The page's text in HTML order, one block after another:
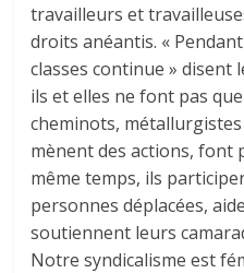
travailleurs et
droits anéantis. «
classes continue » disent
ils et elles ne font pas
cheminots,
mènent des actions, font
même temps, ils
personnes déplacées,
soutiennent leurs
Notre syndicalisme est